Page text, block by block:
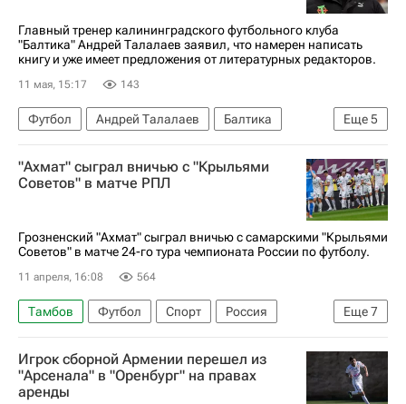
Главный тренер калининградского футбольного клуба
"Балтика" Андрей Талалаев заявил, что намерен написать
книгу и уже имеет предложения от литературных редакторов.
11 мая, 15:17 143
Еще5
Футбол Андрей Талалаев
Балтика
Химки
Волга
Первая лига
РПЛ 2026-2027 (Чемпионат России по футболу)
"Ахмат" сыграл вничью с "Крыльями
Советов" в матче РПЛ
Грозненский "Ахмат" сыграл вничью с самарскими "Крыльями
Советов" в матче 24-го тура чемпионата России по футболу.
11 апреля, 16:08 564
Еще7
Тамбов Футбол Спорт
Россия
Самара
Георгий Мелкадзе
Эгаш Касинтура
Амар Рахманович
Крылья Советов
Игрок сборной Армении перешел из
"Арсенала" в "Оренбург" на правах
аренды